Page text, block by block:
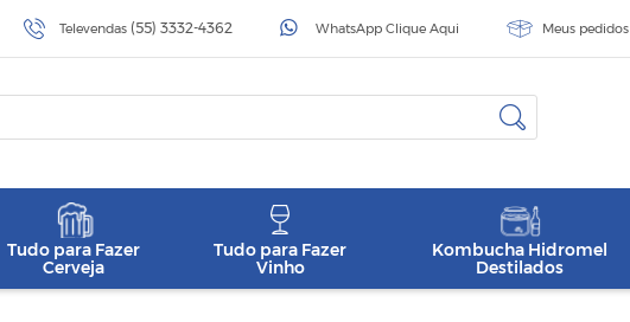
Televendas (55) 3332-4362 WhatsApp Clique Aqui Meus pedidos
Tudo para Fazer
Cerveja
Tudo para Fazer
Vinho
Kombucha Hidromel
Destilados